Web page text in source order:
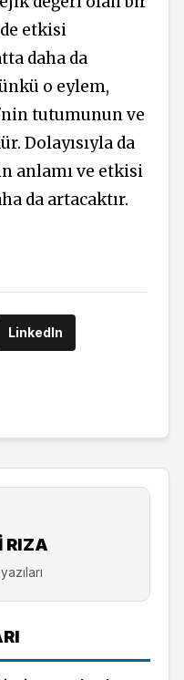
etkisi
daha da
o eylem,
tutumunun ve
Dolayısıyla da
anlamı ve etkisi
da artacaktır.
LinkedIn
RIZA